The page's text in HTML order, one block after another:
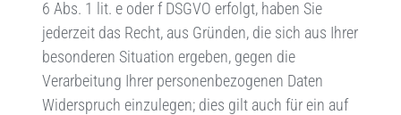
6 Abs. 1 lit. e oder f DSGVO erfolgt, haben Sie
jederzeit das Recht, aus Gründen, die sich aus Ihrer
besonderen Situation ergeben, gegen die
Verarbeitung Ihrer personenbezogenen Daten
Widerspruch einzulegen; dies gilt auch für ein auf